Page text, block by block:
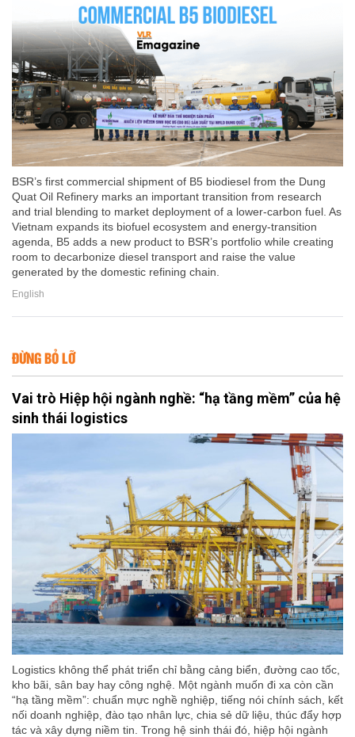
BSR’s first commercial shipment of B5 biodiesel from the Dung
Quat Oil Refinery marks an important transition from research
and trial blending to market deployment of a lower-carbon fuel. As
Vietnam expands its biofuel ecosystem and energy-transition
agenda, B5 adds a new product to BSR’s portfolio while creating
room to decarbonize diesel transport and raise the value
generated by the domestic refining chain.
English
ĐỪNG BỎ LỠ
Vai trò Hiệp hội ngành nghề: “hạ tầng mềm” của hệ
sinh thái logistics
Logistics không thể phát triển chỉ bằng cảng biển, đường cao tốc,
kho bãi, sân bay hay công nghệ. Một ngành muốn đi xa còn cần
“hạ tầng mềm”: chuẩn mực nghề nghiệp, tiếng nói chính sách, kết
nối doanh nghiệp, đào tạo nhân lực, chia sẻ dữ liệu, thúc đẩy hợp
tác và xây dựng niềm tin. Trong hệ sinh thái đó, hiệp hội ngành